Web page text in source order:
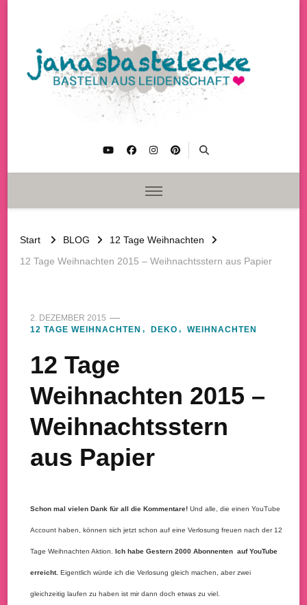
Start BLOG
12 Tage Weihnachten
12 Tage Weihnachten 2015 – Weihnachtsstern aus Papier
2. DEZEMBER 2015
12 TAGE WEIHNACHTEN
DEKO WEIHNACHTEN
12 Tage
Weihnachten 2015 –
Weihnachtsstern
aus Papier
Schon mal vielen Dank für all die Kommentare! Und alle, die einen YouTube
Account haben, können sich jetzt schon auf eine Verlosung freuen nach der 12
Tage Weihnachten Aktion. Ich habe Gestern 2000 Abonnenten auf YouTube
erreicht. Eigentlich würde ich die Verlosung gleich machen, aber zwei
gleichzeitig laufen zu haben ist mir dann doch etwas zu viel.